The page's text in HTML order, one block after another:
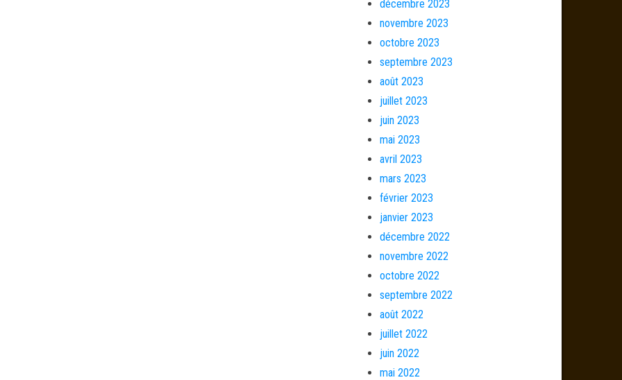
décembre 2023
novembre 2023
octobre 2023
septembre 2023
août 2023
juillet 2023
juin 2023
mai 2023
avril 2023
mars 2023
février 2023
janvier 2023
décembre 2022
novembre 2022
octobre 2022
septembre 2022
août 2022
juillet 2022
juin 2022
mai 2022